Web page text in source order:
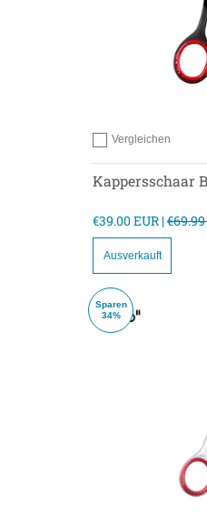
Hinzufügen zum
Vergleichen
Kappersschaar
€39.00 EUR |
Ausverkauft
Sparen
34%